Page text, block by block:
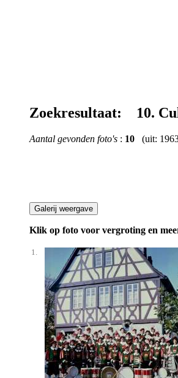
Zoekresultaat: 10.
Aantal gevonden foto's : 10 (uit:
Klik op foto voor vergroting en
1.